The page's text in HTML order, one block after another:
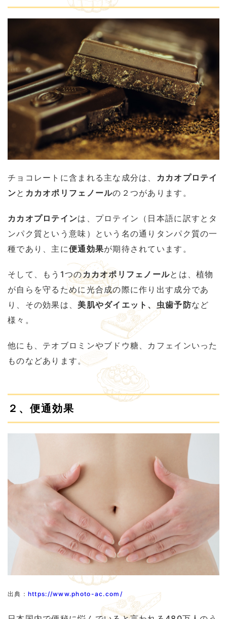
チョコレートに含まれる主な成分は、 カカオプロテイ
ンと カカオポリフェノールの２つがあります。
カカオプロテインは、プロテイン（日本語に訳すとタ
ンパク質という意味）という名の通りタンパク質の一
種であり、主に便通効果が期待されています。
そして、もう1つのカカオポリフェノールとは、植物
が自らを守るために光合成の際に作り出す成分であ
り、その効果は、 美肌やダイエット、虫歯予防など
様々。
他にも、テオブロミンやブドウ糖、カフェインいった
ものなどあります。
２、便通効果
出典： https://www.photo-ac.com/